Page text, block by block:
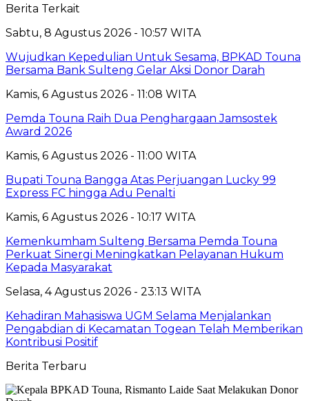
Berita Terkait
Sabtu, 8 Agustus 2026 - 10:57 WITA
Wujudkan Kepedulian Untuk Sesama, BPKAD Touna
Bersama Bank Sulteng Gelar Aksi Donor Darah
Kamis, 6 Agustus 2026 - 11:08 WITA
Pemda Touna Raih Dua Penghargaan Jamsostek
Award 2026
Kamis, 6 Agustus 2026 - 11:00 WITA
Bupati Touna Bangga Atas Perjuangan Lucky 99
Express FC hingga Adu Penalti
Kamis, 6 Agustus 2026 - 10:17 WITA
Kemenkumham Sulteng Bersama Pemda Touna
Perkuat Sinergi Meningkatkan Pelayanan Hukum
Kepada Masyarakat
Selasa, 4 Agustus 2026 - 23:13 WITA
Kehadiran Mahasiswa UGM Selama Menjalankan
Pengabdian di Kecamatan Togean Telah Memberikan
Kontribusi Positif
Berita Terbaru